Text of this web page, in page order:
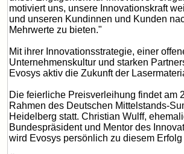
motiviert uns, unsere Innovationskraft
und unseren Kundinnen und Kunden
Mehrwerte zu bieten."
Mit ihrer Innovationsstrategie, einer
Unternehmenskultur und starken
Evosys aktiv die Zukunft der
Die feierliche Preisverleihung findet am
Rahmen des Deutschen Mittelstands-
Heidelberg statt. Christian Wulff,
Bundespräsident und Mentor des
wird Evosys persönlich zu diesem